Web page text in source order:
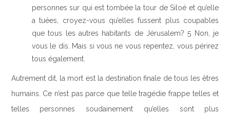
personnes sur qui est tombée la tour de Siloé et qu’elle
a tuées, croyez-vous qu’elles fussent plus coupables
que tous les autres habitants de Jérusalem? 5 Non, je
vous le dis. Mais si vous ne vous repentez, vous périrez
tous également.
Autrement dit, la mort est la destination finale de tous les êtres
humains. Ce n’est pas parce que telle tragédie frappe telles et
telles personnes soudainement qu’elles sont plus